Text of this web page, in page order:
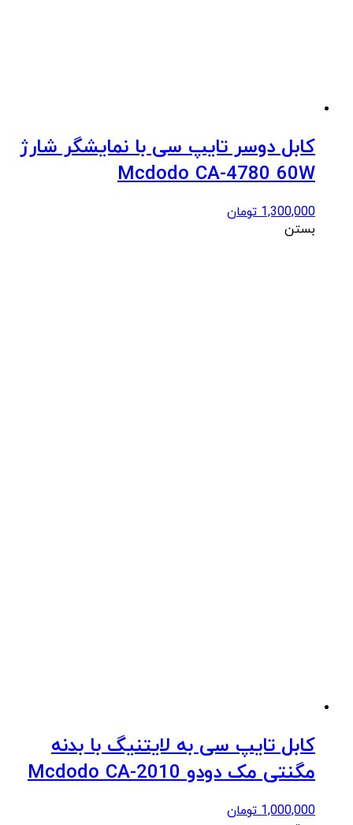
کابل دوسر تایپ سی با نمایشگر شارژ
Mcdodo CA-4780 60W
1,300,000 تومان
بستن
کابل تایپ سی به لایتنیگ با بدنه
مگنتی مک دودو Mcdodo CA-2010
1,000,000 تومان